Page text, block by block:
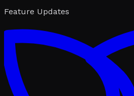
Feature Updates